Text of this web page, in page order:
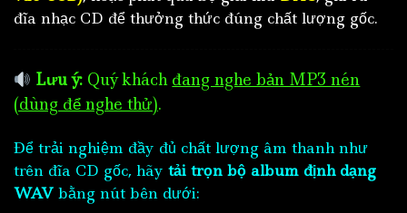
đĩa nhạc CD để thưởng thức đúng chất lượng gốc.
Lưu ý: Quý khách đang nghe bản MP3 nén
(dùng để nghe thử).
Để trải nghiệm đầy đủ chất lượng âm thanh như
trên đĩa CD gốc, hãy tải trọn bộ album định dạng
WAV bằng nút bên dưới: